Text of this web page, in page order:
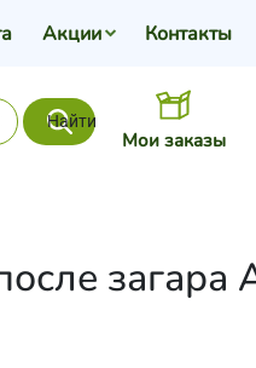
Найти
Мои заказы
Акции Контакты
загара